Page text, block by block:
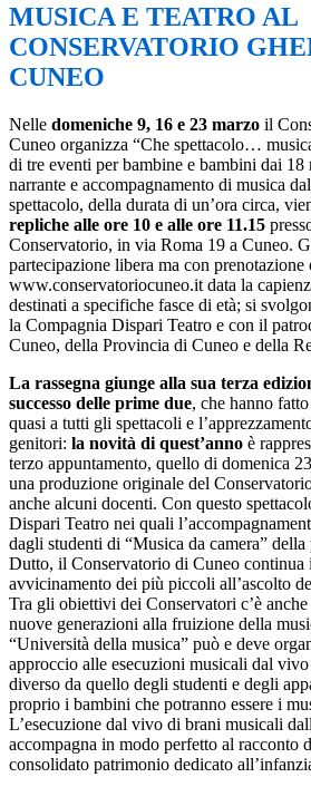
MUSICA E TEATRO AL
CONSERVATORIO
CUNEO
Nelle domeniche 9, 16 e 23 marzo il
Cuneo organizza “Che spettacolo…
di tre eventi per bambine e bambini dai
narrante e accompagnamento di musica
spettacolo, della durata di un’ora circa,
repliche alle ore 10 e alle ore 11.15
Conservatorio, in via Roma 19 a Cuneo.
partecipazione libera ma con prenotazione
www.conservatoriocuneo.it data la
destinati a specifiche fasce di età; si
la Compagnia Dispari Teatro e con il
Cuneo, della Provincia di Cuneo e della
La rassegna giunge alla sua terza
successo delle prime due, che hanno
quasi a tutti gli spettacoli e
genitori: la novità di quest’anno è
terzo appuntamento, quello di domenica
una produzione originale del
anche alcuni docenti. Con questo
Dispari Teatro nei quali
dagli studenti di “Musica da camera” della
Dutto, il Conservatorio di Cuneo continua
avvicinamento dei più piccoli all’ascolto
Tra gli obiettivi dei Conservatori c’è
nuove generazioni alla fruizione della
“Università della musica” può e deve
approccio alle esecuzioni musicali dal
diverso da quello degli studenti e degli
proprio i bambini che potranno essere i
L’esecuzione dal vivo di brani musicali
accompagna in modo perfetto al racconto
consolidato patrimonio dedicato